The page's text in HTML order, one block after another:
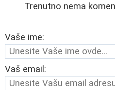
Trenutno nema
Vaše ime:
Vaš email: